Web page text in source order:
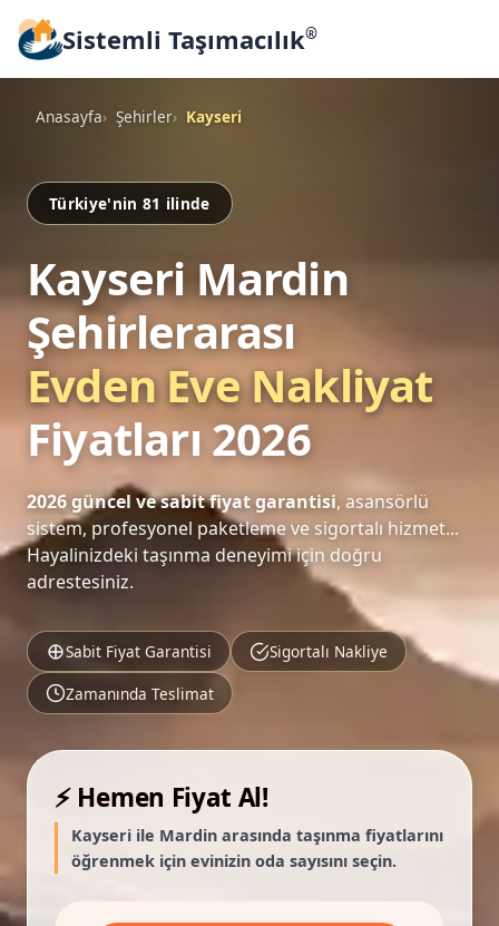
Sistemli Taşımacılık®
Anasayfa Şehirler Kayseri
Türkiye'nin 81 ilinde
Kayseri Mardin
Şehirlerarası
Evden Eve Nakliyat
Fiyatları 2026
2026 güncel ve sabit fiyat garantisi, asansörlü
sistem, profesyonel paketleme ve sigortalı hizmet...
Hayalinizdeki taşınma deneyimi için doğru
adrestesiniz.
Sabit Fiyat Garantisi
Sigortalı Nakliye
Zamanında Teslimat
⚡ Hemen Fiyat Al!
Kayseri ile Mardin arasında taşınma fiyatlarını
öğrenmek için evinizin oda sayısını seçin.